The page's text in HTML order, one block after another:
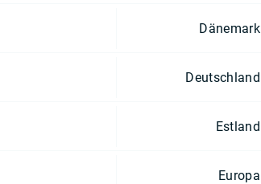
Dänemark
Deutschland
Estland
Europa